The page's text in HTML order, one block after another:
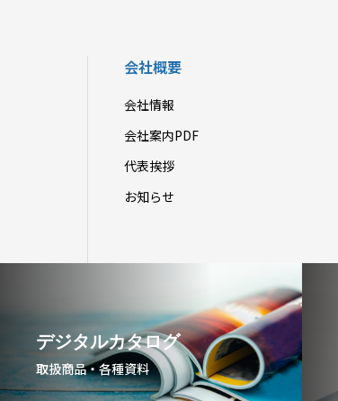
会社概要
会社情報
会社案内PDF
代表挨拶
お知らせ
デジタルカタログ
取扱商品・各種資料